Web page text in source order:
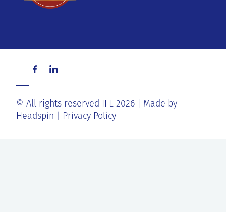
© All rights reserved IFE 2026
Made by
Headspin
Privacy Policy